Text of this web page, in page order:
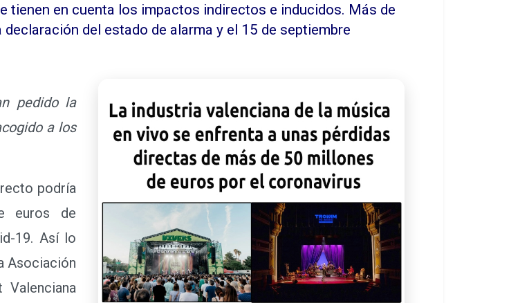
tienen en cuenta los impactos indirectos e inducidos. Más de
del estado de alarma y el 15 de septiembre
pedido la
a los
podría
euros de
19. Así lo
Asociación